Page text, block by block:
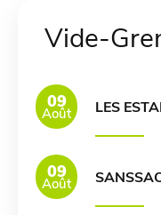
Vide-
09
Août LES
09
Août